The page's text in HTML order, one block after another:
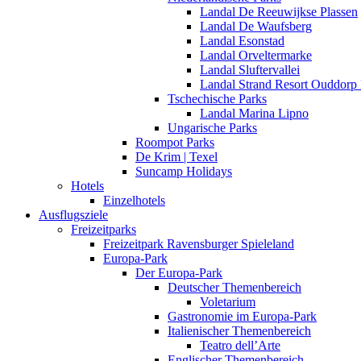
Landal De Reeuwijkse Plassen
Landal De Waufsberg
Landal Esonstad
Landal Orveltermarke
Landal Sluftervallei
Landal Strand Resort
Tschechische Parks
Landal Marina Lipno
Ungarische Parks
Roompot Parks
De Krim | Texel
Suncamp Holidays
Hotels
Einzelhotels
Ausflugsziele
Freizeitparks
Freizeitpark Ravensburger Spieleland
Europa-Park
Der Europa-Park
Deutscher Themenbereich
Voletarium
Gastronomie im Europa-Park
Italienischer Themenbereich
Teatro dell’Arte